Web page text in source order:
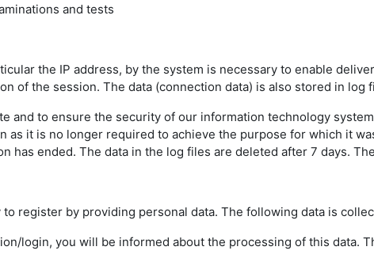
and tests
the IP address, by the system is necessary to enable
of the session. The data (connection data) is also stored in log
and to ensure the security of our information technology
as it is no longer required to achieve the purpose for which it
has ended. The data in the log files are deleted after 7 days.
register by providing personal data. The following data is
login, you will be informed about the processing of this data.